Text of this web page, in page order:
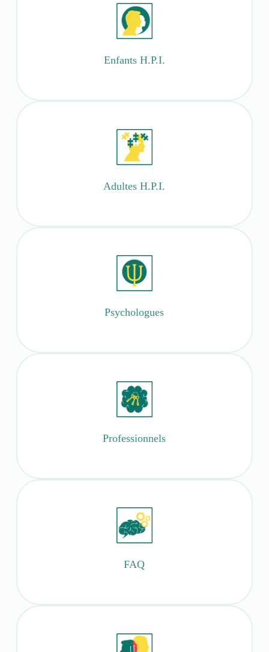
Enfants H.P.I.
Adultes H.P.I.
Psychologues
Professionnels
FAQ